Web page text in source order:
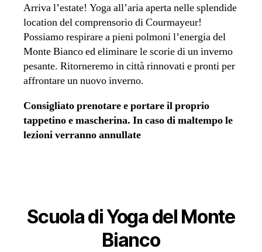
Arriva l’estate! Yoga all’aria aperta nelle splendide
location del comprensorio di Courmayeur!
Possiamo respirare a pieni polmoni l’energia del
Monte Bianco ed eliminare le scorie di un inverno
pesante. Ritorneremo in città rinnovati e pronti per
affrontare un nuovo inverno.
Consigliato prenotare e portare il proprio
tappetino e mascherina. In caso di maltempo le
lezioni verranno annullate
Scuola di Yoga del Monte
Bianco